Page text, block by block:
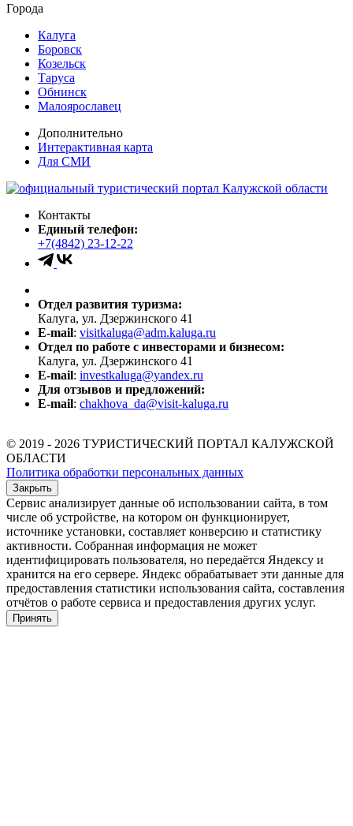
Города
Калуга
Боровск
Козельск
Таруса
Обнинск
Малоярославец
Дополнительно
Интерактивная карта
Для СМИ
Контакты
Единый телефон:
+7(4842) 23-12-22
Отдел развития туризма:
Калуга, ул. Дзержинского 41
E-mail: visitkaluga@adm.kaluga.ru
Отдел по работе с инвесторами и бизнесом:
Калуга, ул. Дзержинского 41
E-mail: investkaluga@yandex.ru
Для отзывов и предложений:
E-mail: chakhova_da@visit-kaluga.ru
© 2019 - 2026 ТУРИСТИЧЕСКИЙ ПОРТАЛ КАЛУЖСКОЙ
ОБЛАСТИ
Политика обработки персональных данных
Закрыть
Сервис анализирует данные об использовании сайта, в том
числе об устройстве, на котором он функционирует,
источнике установки, составляет конверсию и статистику
активности. Собранная информация не может
идентифицировать пользователя, но передаётся Яндексу и
хранится на его сервере. Яндекс обрабатывает эти данные для
предоставления статистики использования сайта, составления
отчётов о работе сервиса и предоставления других услуг.
Принять